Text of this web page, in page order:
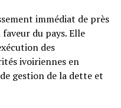
immédiat de près
du pays. Elle
des
ivoiriennes en
gestion de la dette et